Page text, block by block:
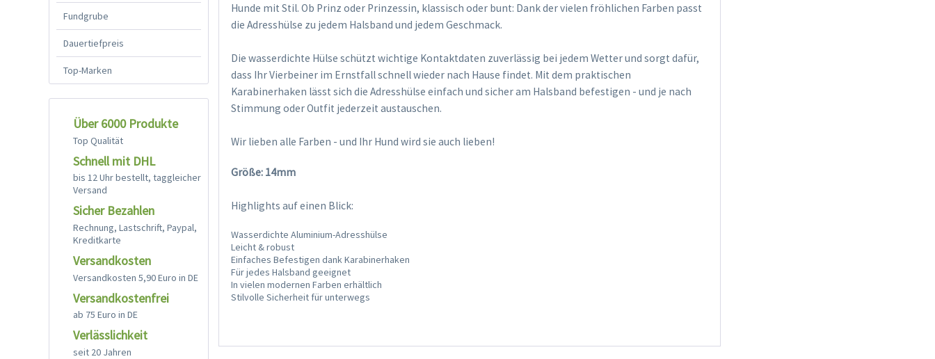
Fundgrube
Dauertiefpreis
Top-Marken
Über 6000 Produkte
Top Qualität
Schnell mit DHL
bis 12 Uhr bestellt, taggleicher
Versand
Sicher Bezahlen
Rechnung, Lastschrift, Paypal,
Kreditkarte
Versandkosten
Versandkosten 5,90 Euro in DE
Versandkostenfrei
ab 75 Euro in DE
Verlässlichkeit
seit 20 Jahren
Hunde mit Stil. Ob Prinz oder Prinzessin, klassisch oder bunt: Dank der vielen fröhlichen Farben passt
die Adresshülse zu jedem Halsband und jedem Geschmack.
Die wasserdichte Hülse schützt wichtige Kontaktdaten zuverlässig bei jedem Wetter und sorgt dafür,
dass Ihr Vierbeiner im Ernstfall schnell wieder nach Hause findet. Mit dem praktischen
Karabinerhaken lässt sich die Adresshülse einfach und sicher am Halsband befestigen - und je nach
Stimmung oder Outfit jederzeit austauschen.
Wir lieben alle Farben - und Ihr Hund wird sie auch lieben!
Größe: 14mm
Highlights auf einen Blick:
Wasserdichte Aluminium-Adresshülse
Leicht & robust
Einfaches Befestigen dank Karabinerhaken
Für jedes Halsband geeignet
In vielen modernen Farben erhältlich
Stilvolle Sicherheit für unterwegs